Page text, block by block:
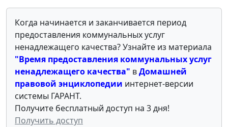
Когда начинается и заканчивается период
предоставления коммунальных услуг
ненадлежащего качества? Узнайте из материала
"Время предоставления коммунальных услуг
ненадлежащего качества" вДомашней
правовой энциклопедии интернет-версии
системы ГАРАНТ.
Получите бесплатный доступ на 3 дня!
Получить доступ